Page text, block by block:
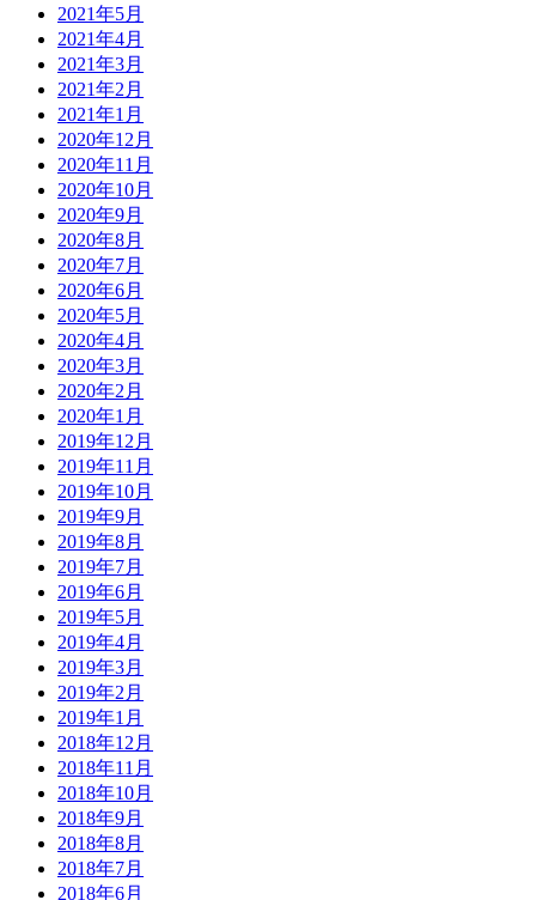
2021年5月
2021年4月
2021年3月
2021年2月
2021年1月
2020年12月
2020年11月
2020年10月
2020年9月
2020年8月
2020年7月
2020年6月
2020年5月
2020年4月
2020年3月
2020年2月
2020年1月
2019年12月
2019年11月
2019年10月
2019年9月
2019年8月
2019年7月
2019年6月
2019年5月
2019年4月
2019年3月
2019年2月
2019年1月
2018年12月
2018年11月
2018年10月
2018年9月
2018年8月
2018年7月
2018年6月